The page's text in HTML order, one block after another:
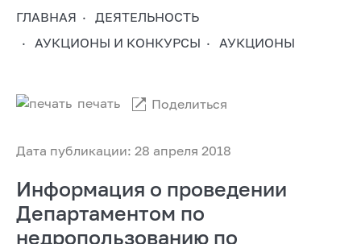
ГЛАВНАЯ
ДЕЯТЕЛЬНОСТЬ
АУКЦИОНЫ И КОНКУРСЫ
АУКЦИОНЫ
Дата публикации: 28 апреля 2018
печать Поделиться
Информация о проведении
Департаментом по
недропользованию по